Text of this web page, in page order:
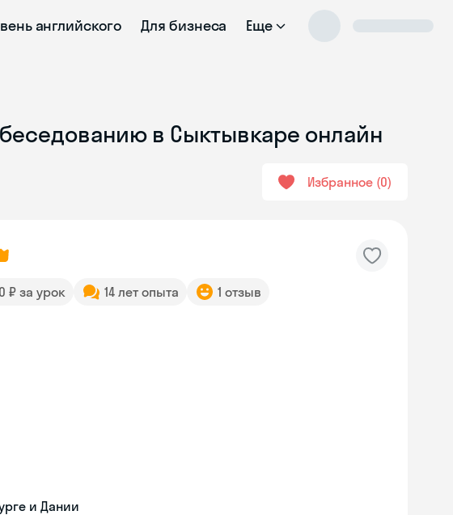
английского Для бизнеса Еще
в Сыктывкаре онлайн
Избранное 0
₽ за урок 14 лет опыта 1 отзыв
и Дании